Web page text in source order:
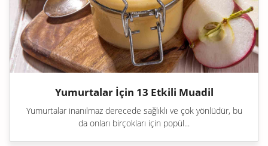
Yumurtalar İçin 13 Etkili Muadil
Yumurtalar inanılmaz derecede sağlıklı ve çok yönlüdür, bu
da onları birçokları için popül...